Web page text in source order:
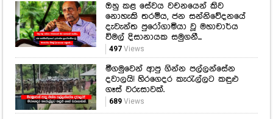
ඔහු කළ සේවය වචනයෙන් කිව
නොහැකි තරම්ය, ජන සන්නිවේදනයේ
දැවැන්ත පුරෝගාමියා වූ මහාචාර්ය
විමල් දිසානායක සමුගනී...
497Views
මීගමුවෙන් ආපු ගින්න පල්ලන්සේන
දවාලයි! හිරගෙදර කැරැල්ලට කඳුළු
ගෑස් වරුසාවක්.
689Views